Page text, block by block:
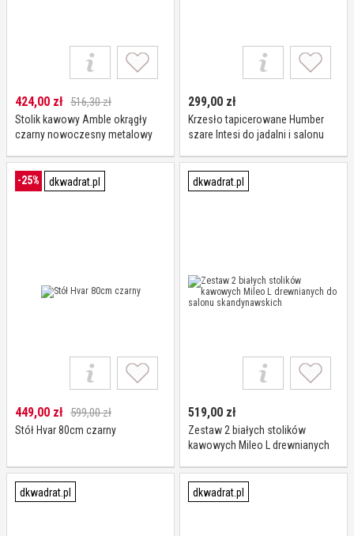
424,00 zł 516,30 zł
Stolik kawowy Amble okrągły
czarny nowoczesny metalowy
299,00 zł
Krzesło tapicerowane Humber
szare Intesi do jadalni i salonu
nogach
-25%
dkwadrat.pl
449,00 zł 599,00 zł
Stół Hvar 80cm czarny
dkwadrat.pl
519,00 zł
Zestaw 2 białych stolików
kawowych Mileo L drewnianych
dkwadrat.pl dkwadrat.pl